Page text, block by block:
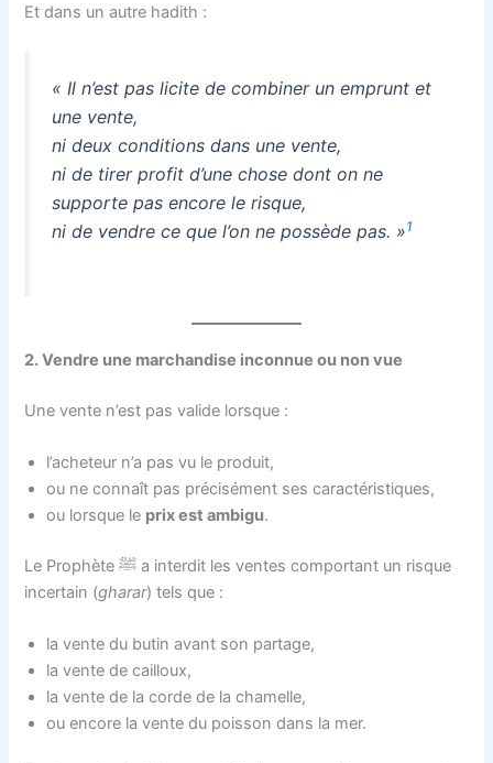
Et dans un autre hadith :
« Il n’est pas licite de combiner un emprunt et
une vente,
ni deux conditions dans une vente,
ni de tirer profit d’une chose dont on ne
supporte pas encore le risque,
ni de vendre ce que l’on ne possède pas. »1
2. Vendre une marchandise inconnue ou non vue
Une vente n’est pas valide lorsque :
l’acheteur n’a pas vu le produit,
ou ne connaît pas précisément ses caractéristiques,
ou lorsque le prix est ambigu.
Le Prophète ﷺ a interdit les ventes comportant un risque
incertain (gharar) tels que :
la vente du butin avant son partage,
la vente de cailloux,
la vente de la corde de la chamelle,
ou encore la vente du poisson dans la mer.